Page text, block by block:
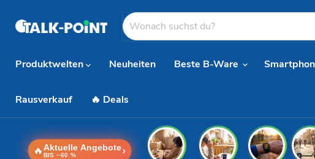
Produktwelten
Neuheiten Beste B-Ware
Rausverkauf 🔥 Deals
🔥 Aktuelle Angebote
BIS −60 % ›